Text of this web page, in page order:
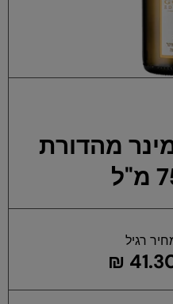
מהדורת
רגיל
41.30